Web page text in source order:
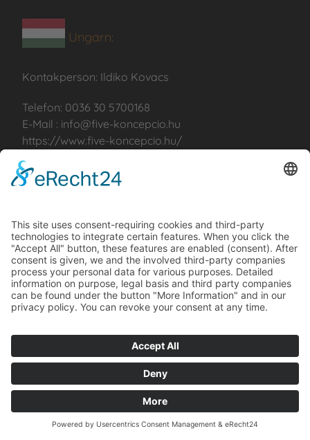
Ungarn:
Kontakperson: Ildiko Kovacs
Telefon: 0036 30 5700168
E-Mail : info@five-koncepcio.hu
https://www.five-koncepcio.hu/
Kontakt
Five-Konzept GmbH & Co. KG
Seemühle 26
78183 Hüfingen
Tel. +49 771 / 9294 1230
Fax +49 771 / 9294 1239
E-Mail: fiveinfo@milongroup.com